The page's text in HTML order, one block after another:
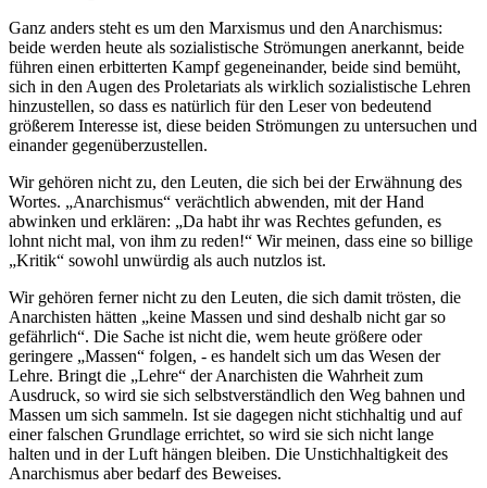
Ganz anders steht es um den Marxismus und den Anarchismus:
beide werden heute als sozialistische Strömungen anerkannt, beide
führen einen erbitterten Kampf gegeneinander, beide sind bemüht,
sich in den Augen des Proletariats als wirklich sozialistische Lehren
hinzustellen, so dass es natürlich für den Leser von bedeutend
größerem Interesse ist, diese beiden Strömungen zu untersuchen und
einander gegenüberzustellen.
Wir gehören nicht zu, den Leuten, die sich bei der Erwähnung des
Wortes. „Anarchismus“ verächtlich abwenden, mit der Hand
abwinken und erklären: „Da habt ihr was Rechtes gefunden, es
lohnt nicht mal, von ihm zu reden!“ Wir meinen, dass eine so billige
„Kritik“ sowohl unwürdig als auch nutzlos ist.
Wir gehören ferner nicht zu den Leuten, die sich damit trösten, die
Anarchisten hätten „keine Massen und sind deshalb nicht gar so
gefährlich“. Die Sache ist nicht die, wem heute größere oder
geringere „Massen“ folgen, - es handelt sich um das Wesen der
Lehre. Bringt die „Lehre“ der Anarchisten die Wahrheit zum
Ausdruck, so wird sie sich selbstverständlich den Weg bahnen und
Massen um sich sammeln. Ist sie dagegen nicht stichhaltig und auf
einer falschen Grundlage errichtet, so wird sie sich nicht lange
halten und in der Luft hängen bleiben. Die Unstichhaltigkeit des
Anarchismus aber bedarf des Beweises.